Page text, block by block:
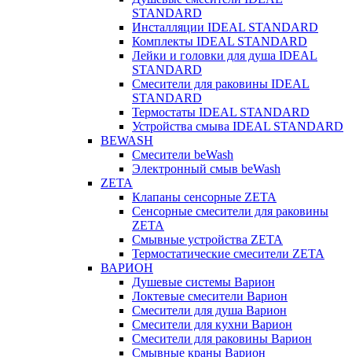
STANDARD
Инсталляции IDEAL STANDARD
Комплекты IDEAL STANDARD
Лейки и головки для душа IDEAL
STANDARD
Смесители для раковины IDEAL
STANDARD
Термостаты IDEAL STANDARD
Устройства смыва IDEAL STANDARD
BEWASH
Смесители beWash
Электронный смыв beWash
ZETA
Клапаны сенсорные ZETA
Сенсорные смесители для раковины
ZETA
Смывные устройства ZETA
Термостатические смесители ZETA
ВАРИОН
Душевые системы Варион
Локтевые смесители Варион
Смесители для душа Варион
Смесители для кухни Варион
Смесители для раковины Варион
Смывные краны Варион